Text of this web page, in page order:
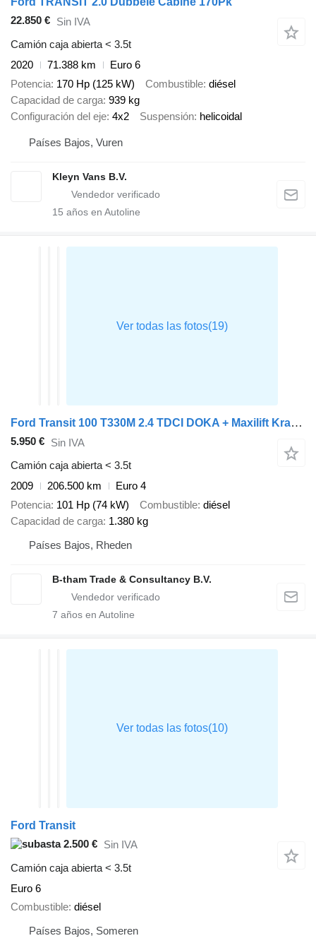
22.850 € Sin IVA
Camión caja abierta < 3.5t
2020
71.388 km
Euro 6
Potencia 170 Hp (125 kW) Combustible diésel
Capacidad de carga 939 kg
Configuración del eje 4x2 Suspensión helicoidal
Países Bajos, Vuren
Kleyn Vans B.V.
15 años en Autoline
Ford Transit 100 T330M 2.4 TDCI DOKA + Maxilift Kraan Crane
5.950 € Sin IVA
Camión caja abierta < 3.5t
2009
206.500 km
Euro 4
Potencia 101 Hp (74 kW) Combustible diésel
Capacidad de carga 1.380 kg
Países Bajos, Rheden
B-tham Trade & Consultancy B.V.
7 años en Autoline
Ford Transit
2.500 € Sin IVA
Camión caja abierta < 3.5t
Euro 6
Combustible diésel
Países Bajos, Someren